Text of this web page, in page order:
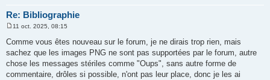
Re: Bibliographie
e
s
s
a
g
e
11 oct. 2025, 08:15
Comme vous êtes nouveau sur le forum, je ne dirais trop rien, mais
sachez que les images PNG ne sont pas supportées par le forum, autre
chose les messages stériles comme "Oups", sans autre forme de
commentaire, drôles si possible, n'ont pas leur place, donc je les ai